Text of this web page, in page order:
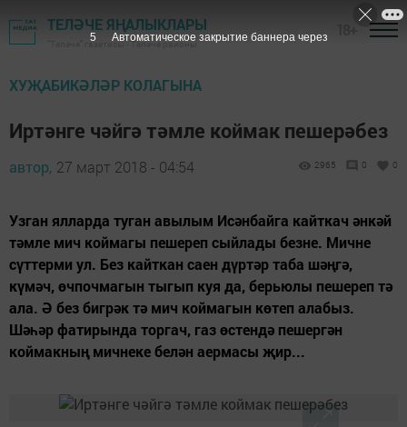
ТЕЛӘЧЕ ЯҢАЛЫКЛАРЫ
"Теләче" газетасы - Теләче районы
ХУҖАБИКӘЛӘР КОЛАГЫНА
Иртәнге чәйгә тәмле коймак пешерәбез
автор, 27 март 2018 - 04:54 2965 0 0
Узган ялларда туган авылым Исәнбайга кайткач әнкәй
тәмле мич коймагы пешереп сыйлады безне. Мичне
сүттерми ул. Без кайткан саен дүртәр таба шәңгә,
күмәч, өчпочмагын тыгып куя да, берьюлы пешереп тә
ала. Ә без бигрәк тә мич коймагын көтеп алабыз.
Шәһәр фатирында торгач, газ өстендә пешергән
коймакның мичнеке белән аермасы җир...
4 Автоматическое закрытие баннера через